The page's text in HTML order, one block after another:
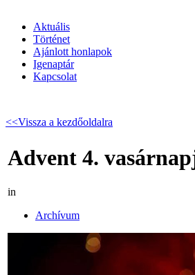
Aktuális
Történet
Ajánlott honlapok
Igenaptár
Kapcsolat
<<Vissza a kezdőoldalra
Advent 4.
in
Archívum